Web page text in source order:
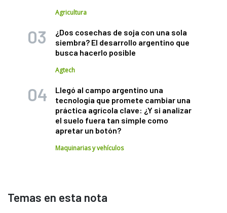
Agricultura
¿Dos cosechas de soja con una sola
siembra? El desarrollo argentino que
busca hacerlo posible
Agtech
Llegó al campo argentino una
tecnología que promete cambiar una
práctica agrícola clave: ¿Y si analizar
el suelo fuera tan simple como
apretar un botón?
Maquinarias y vehículos
Temas en esta nota